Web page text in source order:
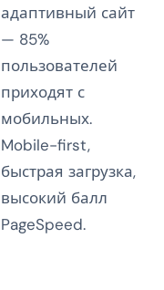
адаптивный сайт
— 85%
пользователей
приходят с
мобильных.
Mobile-first,
быстрая загрузка,
высокий балл
PageSpeed.